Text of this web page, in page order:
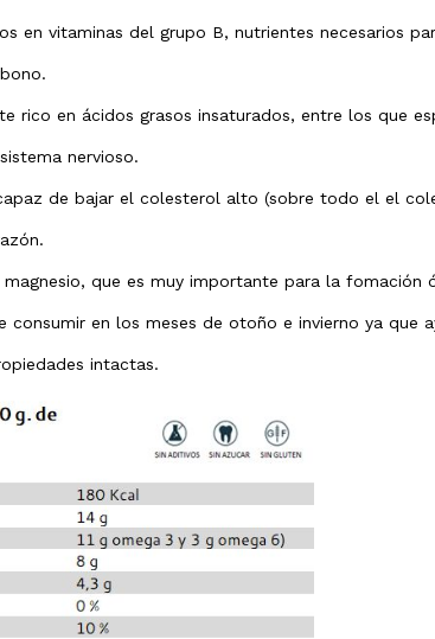
en vitaminas del grupo B, nutrientes necesarios
rico en ácidos grasos insaturados, entre los que
nervioso.
de bajar el colesterol alto (sobre todo el el
que es muy importante para la fomación
consumir en los meses de otoño e invierno ya que
intactas.